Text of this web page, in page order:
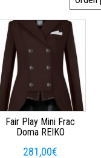
Fair Play Mini Frac
Doma REIKO
281,00€